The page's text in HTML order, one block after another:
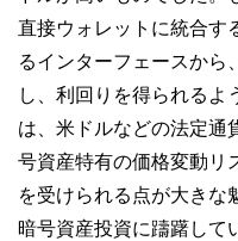
直接ウォレットに統合す
るインターフェースから
し、利回りを得られるよ
は、米ドルなどの法定通
号資産特有の価格変動リ
を受けられる点が大きな
暗号資産投資に躊躇して